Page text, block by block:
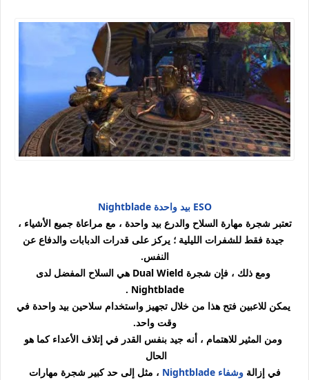
ESO بيد واحدة Nightblade
تعتبر شجرة مهارة السلاح والدرع بيد واحدة ، مع مراعاة جميع الأشياء ،
جيدة فقط للشفرات الليلية ؛ يركز على قدرات الدبابات والدفاع عن
النفس.
ومع ذلك ، فإن شجرة Dual Wield هي السلاح المفضل لدى
Nightblade .
يمكن للاعبين فتح هذا من خلال تجهيز واستخدام سلاحين بيد واحدة في
وقت واحد.
ومن المثير للاهتمام ، أنه جيد بنفس القدر في إتلاف الأعداء كما هو
الحال
في إزالةوشفاء Nightblade
، مثل إلى حد كبير شجرة مهارات